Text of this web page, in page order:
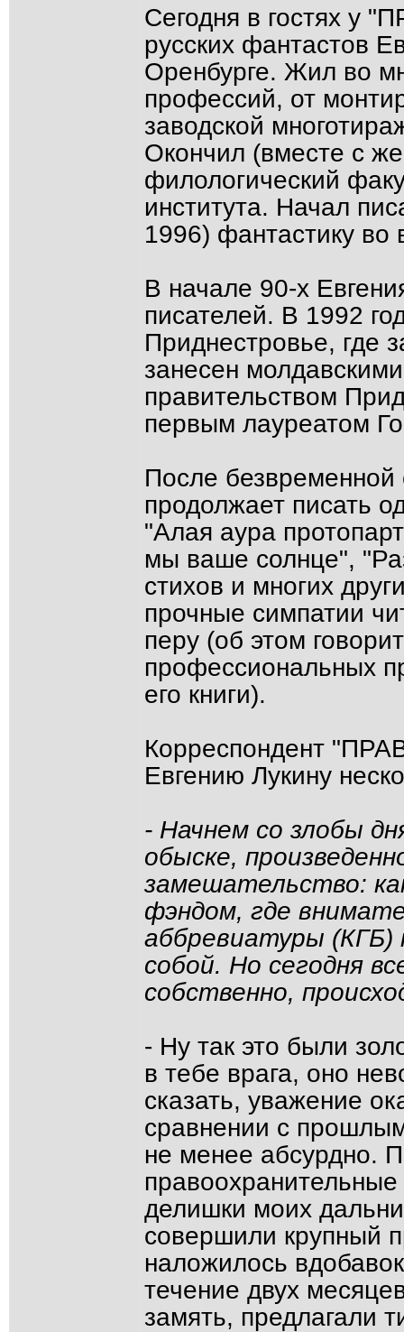
Сегодня в гостях у
русских фантастов
Оренбурге. Жил во
профессий, от
заводской
Окончил (вместе с
филологический
института. Начал
1996) фантастику во
В начале 90-х
писателей. В 1992
Приднестровье, где
занесен
правительством
первым лауреатом
После
продолжает писать
"Алая аура
мы ваше солнце",
стихов и многих
прочные симпатии
перу (об этом
профессиональных
его книги).
Корреспондент
Евгению Лукину
- Начнем со злобы
обыске,
замешательство:
фэндом, где
аббревиатуры (КГБ)
собой. Но сегодня
собственно,
- Ну так это были
в тебе врага, оно
сказать, уважение
сравнении с
не менее абсурдно.
делишки моих
совершили крупный
наложилось
течение двух
замять, предлагали